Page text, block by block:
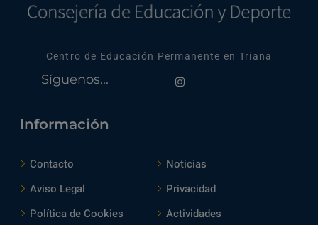
Centro de Educación Permanente en Triana
Síguenos...
Información
Contacto
Noticias
Aviso Legal
Privacidad
Política de Cookies
Actividades